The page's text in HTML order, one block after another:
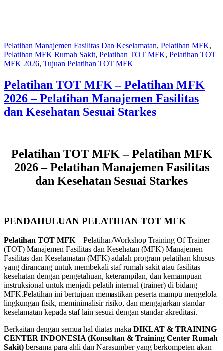
Pelatihan Manajemen Fasilitas Dan Keselamatan, Pelatihan MFK,
Pelatihan MFK Rumah Sakit, Pelatihan TOT MFK, Pelatihan TOT
MFK 2026, Tujuan Pelatihan TOT MFK
Pelatihan TOT MFK – Pelatihan MFK
2026 – Pelatihan Manajemen Fasilitas
dan Kesehatan Sesuai Starkes
Pelatihan TOT MFK – Pelatihan MFK
2026 – Pelatihan Manajemen Fasilitas
dan Kesehatan Sesuai Starkes
PENDAHULUAN PELATIHAN TOT MFK
Pelatihan TOT MFK – Pelatihan/Workshop Training Of Trainer
(TOT) Manajemen Fasilitas dan Kesehatan (MFK) Manajemen
Fasilitas dan Keselamatan (MFK) adalah program pelatihan khusus
yang dirancang untuk membekali staf rumah sakit atau fasilitas
kesehatan dengan pengetahuan, keterampilan, dan kemampuan
instruksional untuk menjadi pelatih internal (trainer) di bidang
MFK.Pelatihan ini bertujuan memastikan peserta mampu mengelola
lingkungan fisik, meminimalisir risiko, dan mengajarkan standar
keselamatan kepada staf lain sesuai dengan standar akreditasi.
Berkaitan dengan semua hal diatas maka DIKLAT & TRAINING
CENTER INDONESIA (Konsultan & Training Center Rumah
Sakit) bersama para ahli dan Narasumber yang berkompeten akan